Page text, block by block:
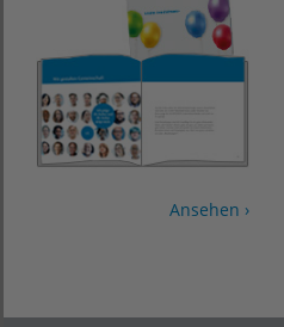
Ansehen ›